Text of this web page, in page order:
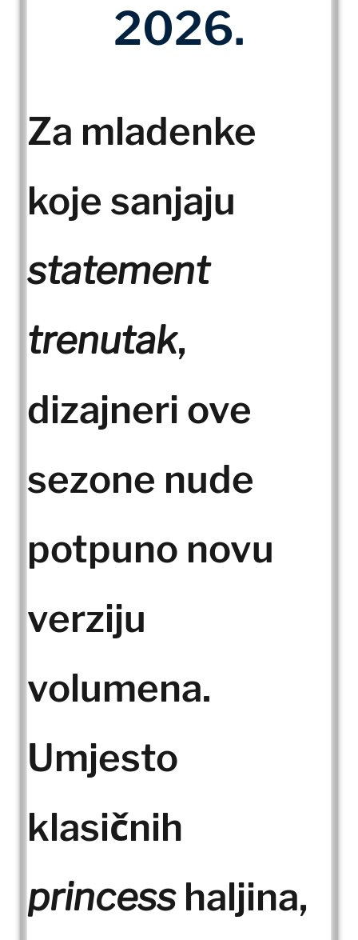
2026.
Za mladenke
koje sanjaju
statement
trenutak,
dizajneri ove
sezone nude
potpuno novu
verziju
volumena.
Umjesto
klasičnih
princesshaljina,